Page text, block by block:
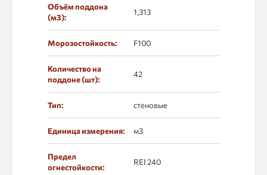
Объём поддона
(м3):
1,313
Морозостойкость: F100
Количество на
поддоне (шт):
42
Тип: стеновые
Единица измерения: м3
Предел
огнестойкости:
REI 240